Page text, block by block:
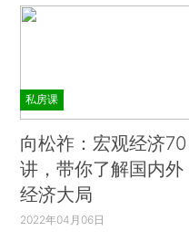
私房课
向松祚：宏观经济70
讲，带你了解国内外
经济大局
2022年04月06日